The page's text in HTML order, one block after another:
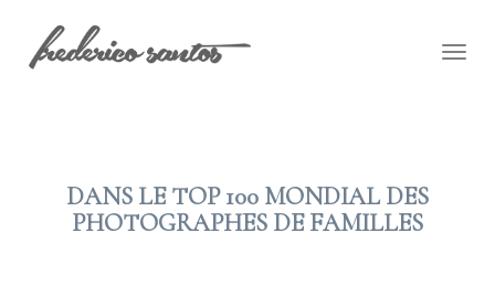
DANS LE TOP 100 MONDIAL DES
PHOTOGRAPHES DE FAMILLES